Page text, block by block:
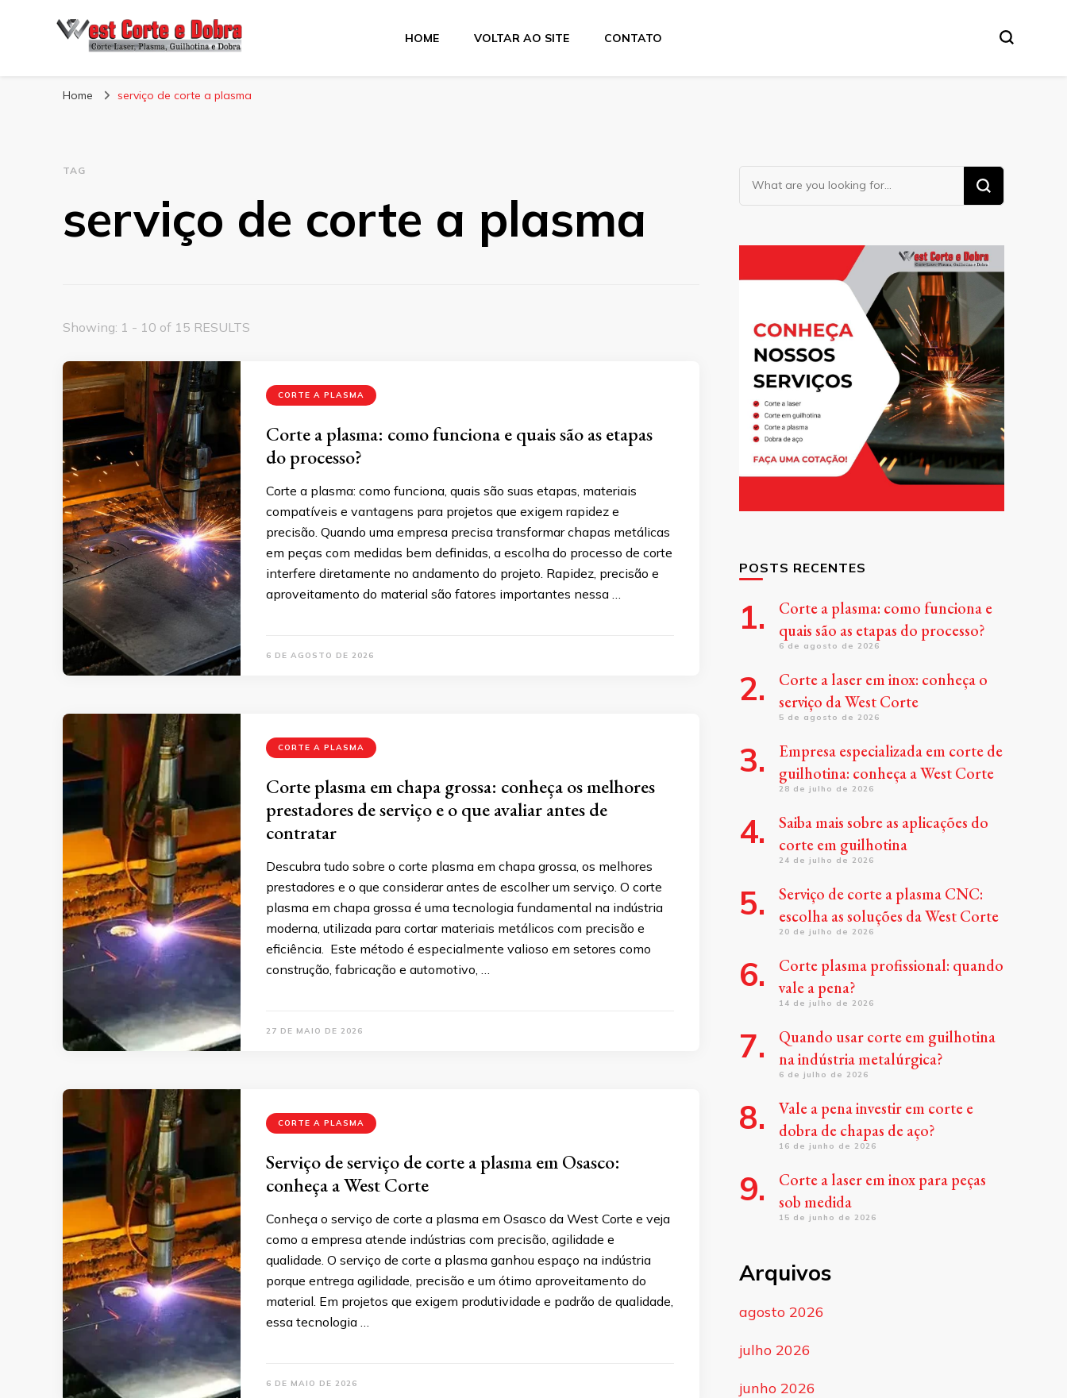
Blog West Corte e Dobra
HOME VOLTAR AO SITE CONTATO
Home serviço de corte a plasma
TAG
serviço de corte a plasma
Showing: 1 - 10 of 15 RESULTS
CORTE A PLASMA
Corte a plasma: como funciona e quais são as etapas
do processo?
Corte a plasma: como funciona, quais são suas etapas, materiais
compatíveis e vantagens para projetos que exigem rapidez e
precisão. Quando uma empresa precisa transformar chapas metálicas
em peças com medidas bem definidas, a escolha do processo de corte
interfere diretamente no andamento do projeto. Rapidez, precisão e
aproveitamento do material são fatores importantes nessa …
6 DE AGOSTO DE 2026
CORTE A PLASMA
Corte plasma em chapa grossa: conheça os melhores
prestadores de serviço e o que avaliar antes de
contratar
Descubra tudo sobre o corte plasma em chapa grossa, os melhores
prestadores e o que considerar antes de escolher um serviço. O corte
plasma em chapa grossa é uma tecnologia fundamental na indústria
moderna, utilizada para cortar materiais metálicos com precisão e
eficiência. Este método é especialmente valioso em setores como
construção, fabricação e automotivo, …
27 DE MAIO DE 2026
CORTE A PLASMA
Serviço de serviço de corte a plasma em Osasco:
conheça a West Corte
Conheça o serviço de corte a plasma em Osasco da West Corte e veja
como a empresa atende indústrias com precisão, agilidade e
qualidade. O serviço de corte a plasma ganhou espaço na indústria
porque entrega agilidade, precisão e um ótimo aproveitamento do
material. Em projetos que exigem produtividade e padrão de qualidade,
essa tecnologia …
6 DE MAIO DE 2026
Looking
for
POSTS RECENTES
Corte a plasma: como funciona e
quais são as etapas do processo?
6 de agosto de 2026
Corte a laser em inox: conheça o
serviço da West Corte
5 de agosto de 2026
Empresa especializada em corte de
guilhotina: conheça a West Corte
28 de julho de 2026
Saiba mais sobre as aplicações do
corte em guilhotina
24 de julho de 2026
Serviço de corte a plasma CNC:
escolha as soluções da West Corte
20 de julho de 2026
Corte plasma profissional: quando
vale a pena?
14 de julho de 2026
Quando usar corte em guilhotina
na indústria metalúrgica?
6 de julho de 2026
Vale a pena investir em corte e
dobra de chapas de aço?
16 de junho de 2026
Corte a laser em inox para peças
sob medida
15 de junho de 2026
Arquivos
agosto 2026
julho 2026
junho 2026